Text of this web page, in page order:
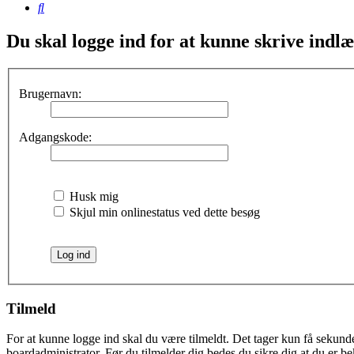
Søg
Du skal logge ind for at kunne skrive
Brugernavn:
Adgangskode:
Husk mig
Skjul min onlinestatus ved dette besøg
Tilmeld
For at kunne logge ind skal du være tilmeldt. Det tager kun få